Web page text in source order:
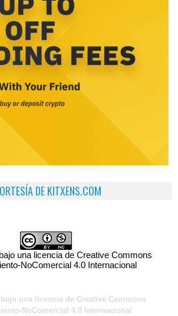
DE KITXENS.COM
una licencia de Creative Commons
NoComercial 4.0 Internacional
bajo una licencia de Creative Commons
NoComercial 4.0 Internacional